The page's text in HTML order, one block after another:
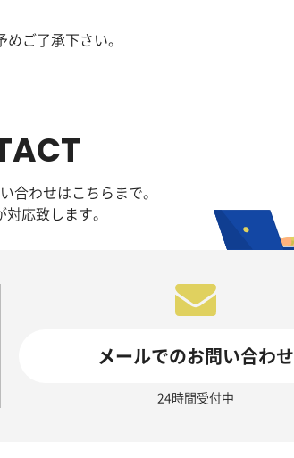
ご了承下さい。
合わせはこちらまで。
対応致します。
メールでのお問い合わせ
24時間受付中